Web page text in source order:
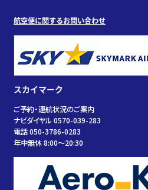
航空便に関するお問い合わせ
スカイマーク
ご予約・運航状況のご案内
ナビダイヤル 0570-039-283
電話 050-3786-0283
年中無休 8:00～20:30